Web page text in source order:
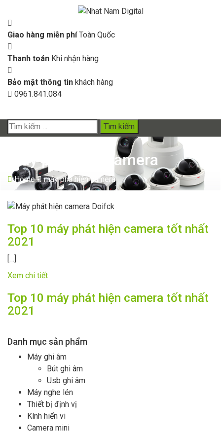
Giao hàng miễn phí Toàn Quốc
Thanh toán Khi nhận hàng
Bảo mật thông tin khách hàng
0961.841.084
Tìm
kiếm
máy phá hiện camera
Home máy phá hiện camera
Top 10 máy phát hiện camera tốt nhất
2021
[…]
Xem chi tiết
Top 10 máy phát hiện camera tốt nhất
2021
Danh mục sản phẩm
Máy ghi âm
Bút ghi âm
Usb ghi âm
Máy nghe lén
Thiết bị định vị
Kính hiển vi
Camera mini